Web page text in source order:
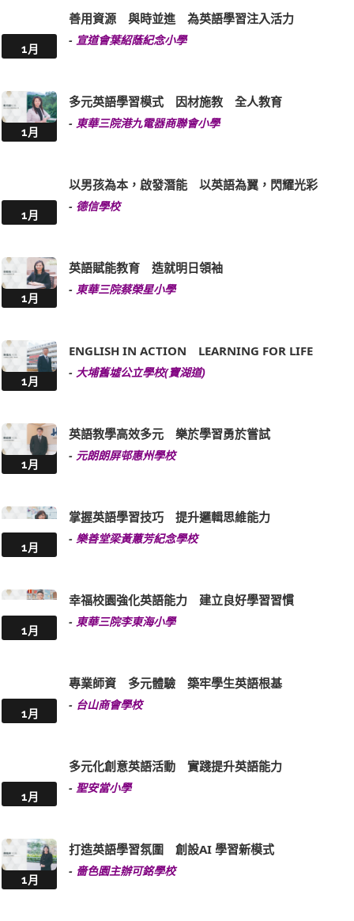
1月
善用資源 與時並進 為英語學習注入活力
- 宣道會葉紹蔭紀念小學
1月
多元英語學習模式 因材施教 全人教育
- 東華三院港九電器商聯會小學
1月
以男孩為本，啟發潛能 以英語為翼，閃耀光彩
- 德信學校
1月
英語賦能教育 造就明日領袖
- 東華三院蔡榮星小學
1月
ENGLISH IN ACTION LEARNING FOR LIFE
- 大埔舊墟公立學校(寶湖道)
1月
英語教學高效多元 樂於學習勇於嘗試
- 元朗朗屏邨惠州學校
1月
掌握英語學習技巧 提升邏輯思維能力
- 樂善堂梁黃蕙芳紀念學校
1月
幸福校園強化英語能力 建立良好學習習慣
- 東華三院李東海小學
1月
專業師資 多元體驗 築牢學生英語根基
- 台山商會學校
1月
多元化創意英語活動 實踐提升英語能力
- 聖安當小學
1月
打造英語學習氛圍 創設AI 學習新模式
- 嗇色園主辦可銘學校